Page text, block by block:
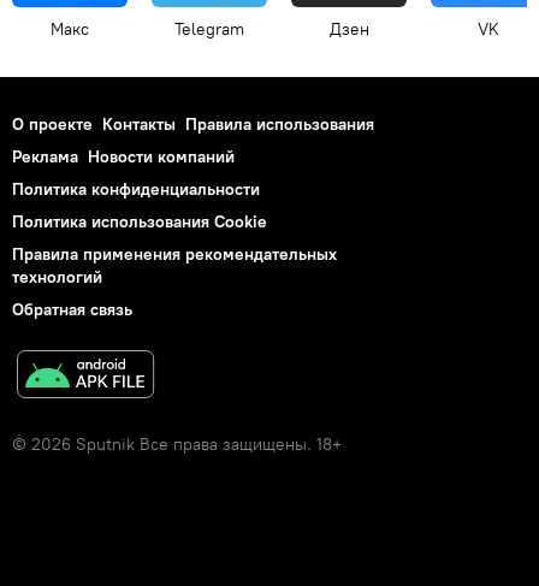
Макс Telegram Дзен VK
О проекте Контакты Правила использования
Реклама Новости компаний
Политика конфиденциальности
Политика использования Cookie
Правила применения рекомендательных
технологий
Обратная связь
© 2026 Sputnik Все права защищены. 18+